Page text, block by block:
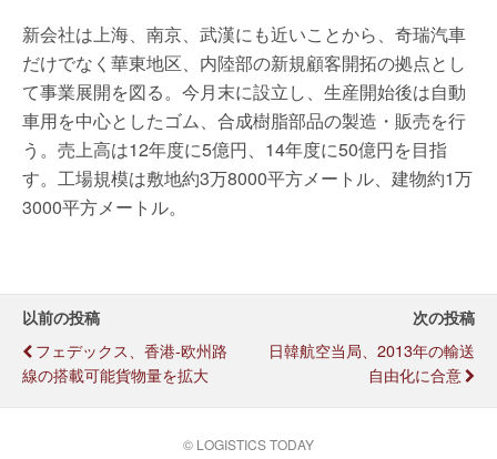
新会社は上海、南京、武漢にも近いことから、奇瑞汽車
だけでなく華東地区、内陸部の新規顧客開拓の拠点とし
て事業展開を図る。今月末に設立し、生産開始後は自動
車用を中心としたゴム、合成樹脂部品の製造・販売を行
う。売上高は12年度に5億円、14年度に50億円を目指
す。工場規模は敷地約3万8000平方メートル、建物約1万
3000平方メートル。
以前の投稿
フェデックス、香港-欧州路
線の搭載可能貨物量を拡大
次の投稿
日韓航空当局、2013年の輸送
自由化に合意
© LOGISTICS TODAY